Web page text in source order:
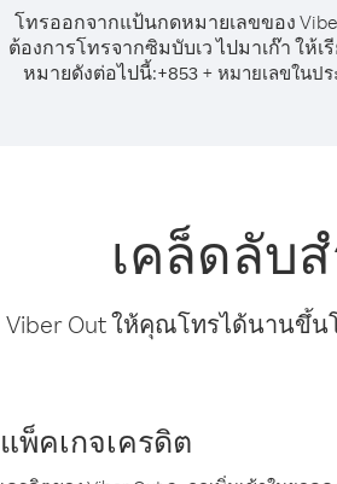
โทรออกจากแป้นกดหมายเลขของ
ต้องการโทรจากซิมบับเว ไปมาเก๊า ให้เ
หมายดังต่อไปนี้:+853 + หมายเลขในปร
เคล็ดลับ
Viber Out ให้คุณโทรได้นานขึ้น
แพ็คเกจเครดิต